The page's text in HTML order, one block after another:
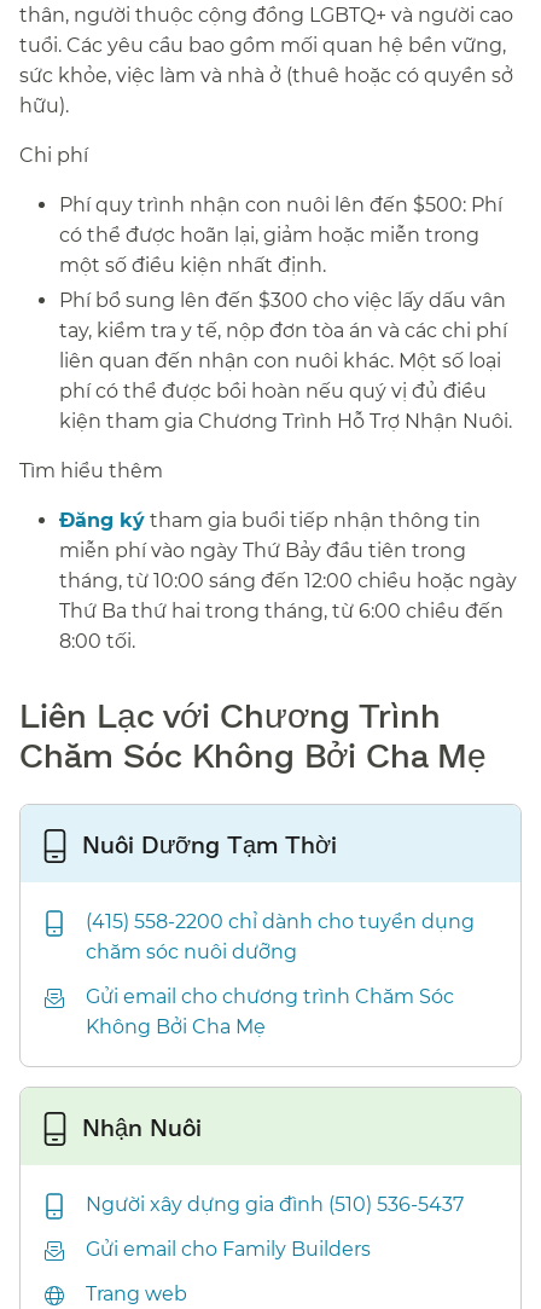
thân, người thuộc cộng đồng LGBTQ+ và người cao
tuổi. Các yêu cầu bao gồm mối quan hệ bền vững,
sức khỏe, việc làm và nhà ở (thuê hoặc có quyền sở
hữu).​​
Chi phí​​
Phí quy trình nhận con nuôi lên đến $500: Phí
có thể được hoãn lại, giảm hoặc miễn trong
một số điều kiện nhất định.​​
Phí bổ sung lên đến $300 cho việc lấy dấu vân
tay, kiểm tra y tế, nộp đơn tòa án và các chi phí
liên quan đến nhận con nuôi khác. Một số loại
phí có thể được bồi hoàn nếu quý vị đủ điều
kiện tham gia Chương Trình Hỗ Trợ Nhận Nuôi.​​
Tìm hiểu thêm​​
Đăng ký tham gia buổi tiếp nhận thông tin
miễn phí vào ngày Thứ Bảy đầu tiên trong
tháng, từ 10:00 sáng đến 12:00 chiều hoặc ngày
Thứ Ba thứ hai trong tháng, từ 6:00 chiều đến
8:00 tối.
Liên Lạc với Chương Trình
Chăm Sóc Không Bởi Cha Mẹ​​
Nuôi Dưỡng Tạm Thời​​
(415) 558-2200 chỉ dành cho tuyển dụng
chăm sóc nuôi dưỡng​​
Gửi email cho chương trình Chăm Sóc
Không Bởi Cha Mẹ​​
Nhận Nuôi​​
Người xây dựng gia đình (510) 536-5437​​
Gửi email cho Family Builders​​
Trang web​​